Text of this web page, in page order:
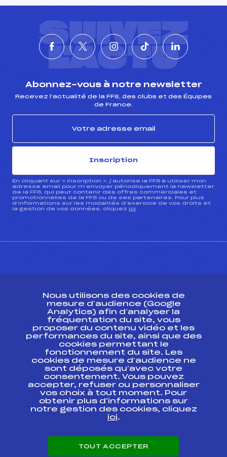
SUIVEZ
L'ACTU
Abonnez-vous à notre newsletter
Recevez l’actualité de la FFS, des clubs et des Équipes
de France.
Inscription
En cliquant sur « inscription », j’autorise la FFS à utiliser mon
adresse email pour m’envoyer périodiquement la newsletter
de la FFS, qui peut contenir des offres commerciales et
promotionnelles de la FFS ou de ses partenaires. Pour plus
d’informations sur les modalités d’exercice de vos droits et
la gestion de vos données, cliquez ici
Ressources
Pass’Neige
Projet sportif fédéral
Projet de performance fédéral
Antidopage
Pôle Développement, Formation, Suivi
Scientifique
Listes ministérielles
Pôle vie de l’athlète
Enseignement professionnel
Carrières
Nous utilisons des cookies de
mesure d’audience (Google
Analytics) afin d’analyser la
fréquentation du site, vous
proposer du contenu vidéo et les
performances du site, ainsi que des
cookies permettant le
fonctionnement du site. Les
cookies de mesure d’audience ne
sont déposés qu’avec votre
consentement. Vous pouvez
accepter, refuser ou personnaliser
vos choix à tout moment. Pour
obtenir plus d'informations sur
notre gestion des cookies, cliquez
ici.
TOUT ACCEPTER